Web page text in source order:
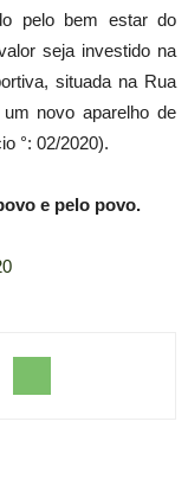
pelo bem estar do
seja investido na
situada na Rua
novo aparelho de
°: 02/2020).
e pelo povo.